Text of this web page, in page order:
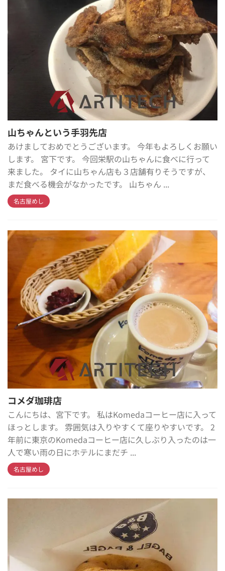
山ちゃんという手羽先店
あけましておめでとうございます。 今年もよろしくお願い
します。 宮下です。 今回栄駅の山ちゃんに食べに行って
来ました。 タイに山ちゃん店も３店舗有りそうですが、
まだ食べる機会がなかったです。 山ちゃん ...
名古屋めし
コメダ珈琲店
こんにちは、宮下です。 私はKomedaコーヒー店に入って
ほっとします。 雰囲気は入りやすくて座りやすいです。 2
年前に東京のKomedaコーヒー店に久しぶり入ったのは一
人で寒い雨の日にホテルにまだチ ...
名古屋めし